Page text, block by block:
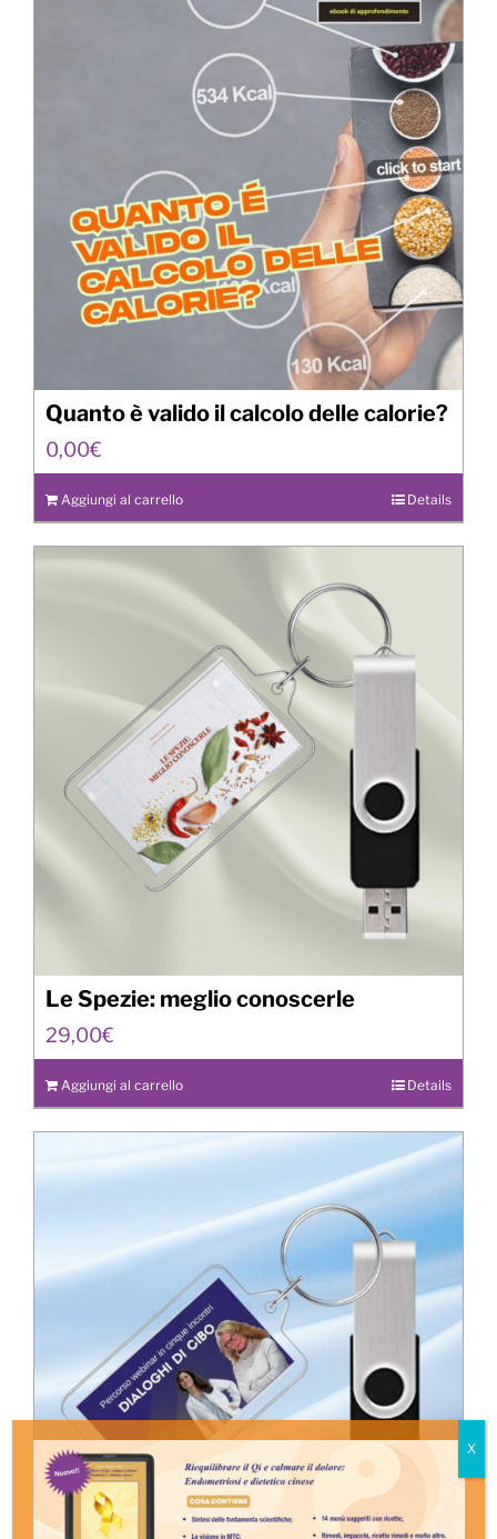
Quanto è valido il calcolo delle calorie?
0,00€
Aggiungi al carrello Details
Le Spezie: meglio conoscerle
29,00€
Aggiungi al carrello Details